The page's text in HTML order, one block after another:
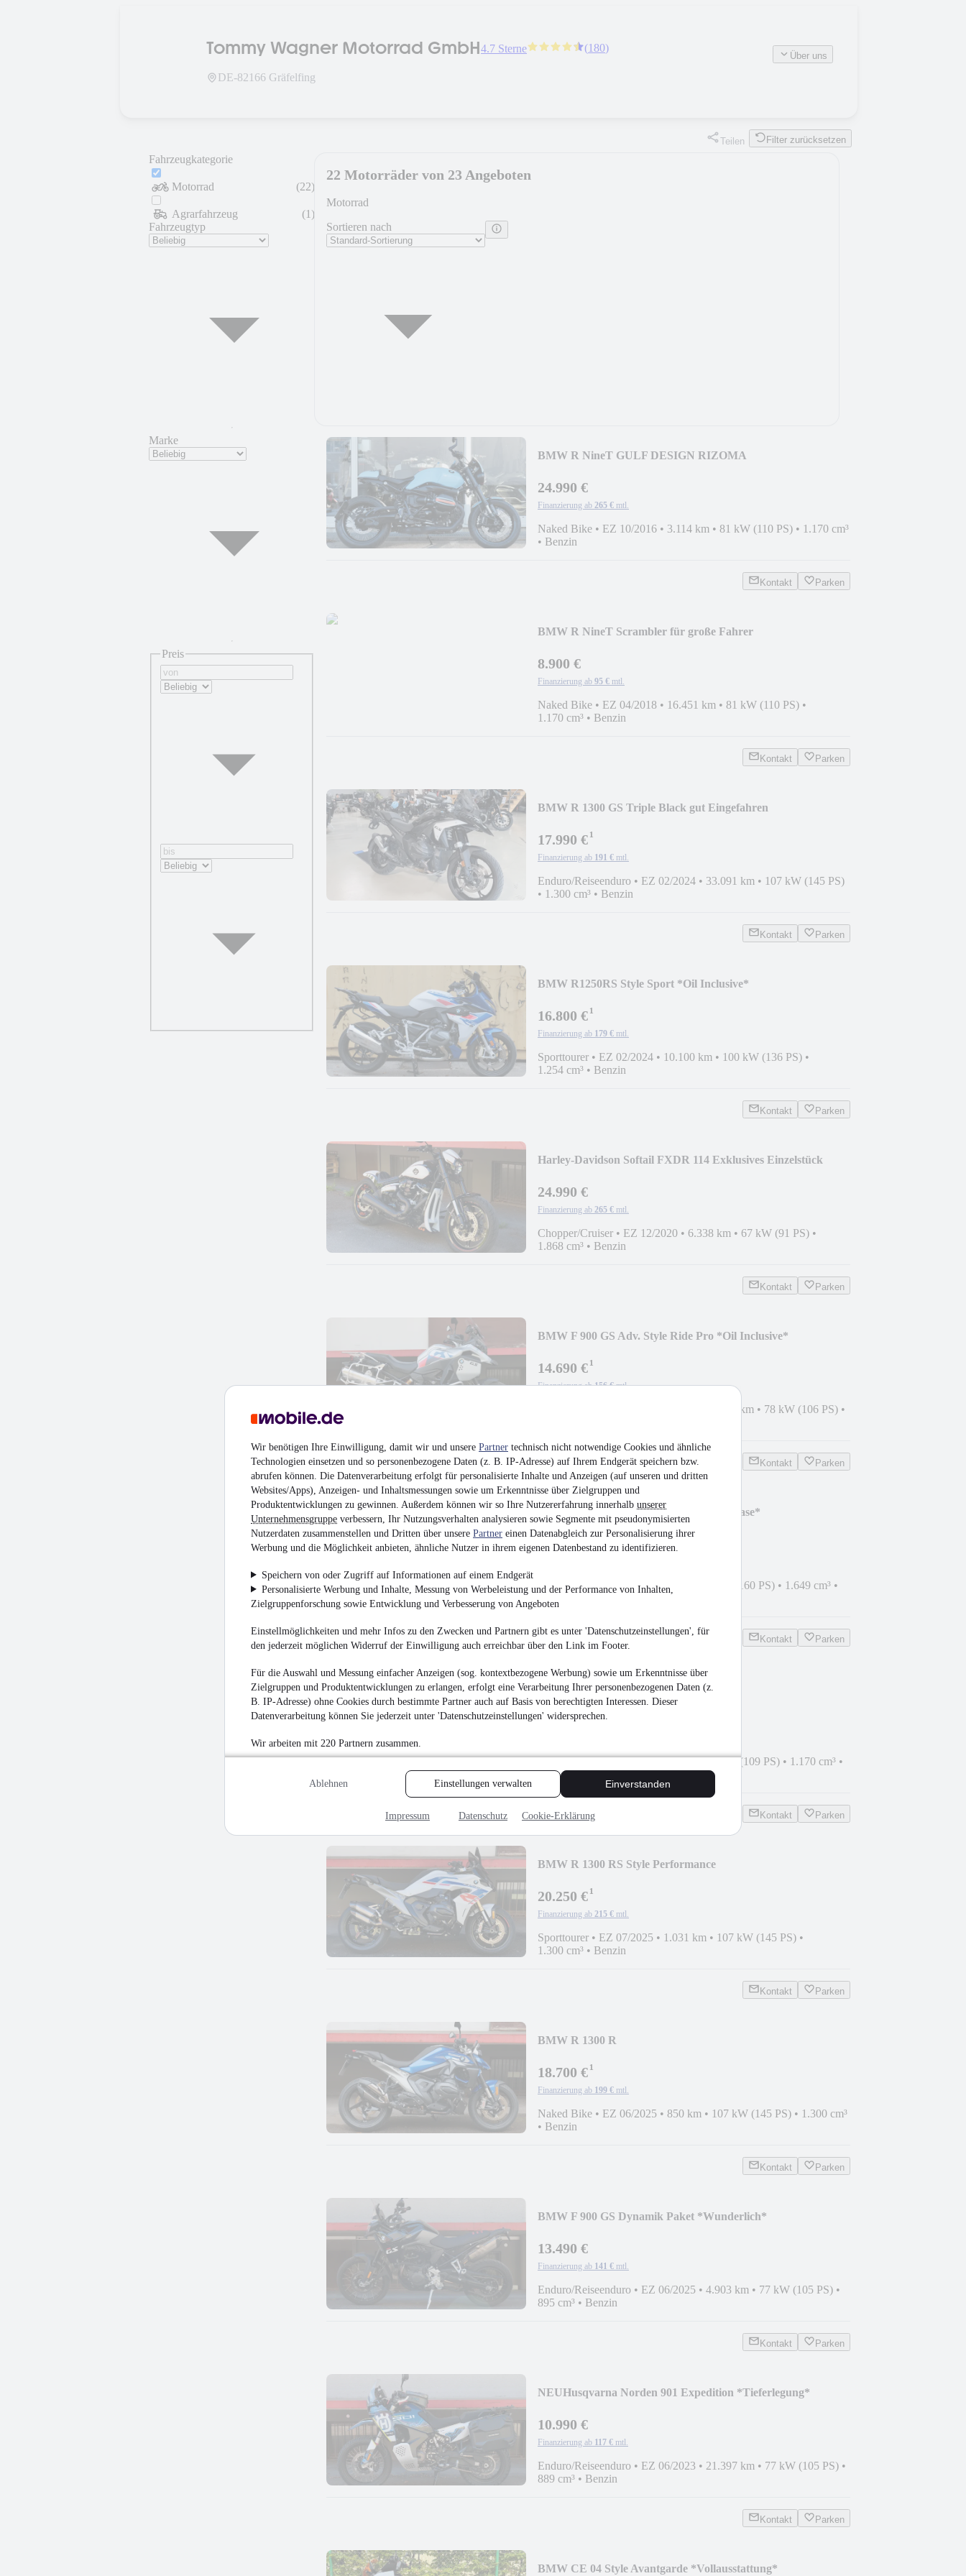
Wir benötigen Ihre Einwilligung, damit wir und unsere Partner technisch nicht notwendige Cookies und ähnliche
Technologien einsetzen und so personenbezogene Daten (z. B. IP-Adresse) auf Ihrem Endgerät speichern bzw.
abrufen können. Die Datenverarbeitung erfolgt für personalisierte Inhalte und Anzeigen (auf unseren und dritten
Websites/Apps), Anzeigen- und Inhaltsmessungen sowie um Erkenntnisse über Zielgruppen und
Produktentwicklungen zu gewinnen. Außerdem können wir so Ihre Nutzererfahrung innerhalb unserer
Unternehmensgruppe verbessern, Ihr Nutzungsverhalten analysieren sowie Segmente mit pseudonymisierten
Nutzerdaten zusammenstellen und Dritten über unsere Partner einen Datenabgleich zur Personalisierung ihrer
Werbung und die Möglichkeit anbieten, ähnliche Nutzer in ihrem eigenen Datenbestand zu identifizieren.
Speichern von oder Zugriff auf Informationen auf einem Endgerät
Personalisierte Werbung und Inhalte, Messung von Werbeleistung und der Performance von Inhalten,
Zielgruppenforschung sowie Entwicklung und Verbesserung von Angeboten
Einstellmöglichkeiten und mehr Infos zu den Zwecken und Partnern gibt es unter 'Datenschutzeinstellungen', für
den jederzeit möglichen Widerruf der Einwilligung auch erreichbar über den Link im Footer.
Für die Auswahl und Messung einfacher Anzeigen (sog. kontextbezogene Werbung) sowie um Erkenntnisse über
Zielgruppen und Produktentwicklungen zu erlangen, erfolgt eine Verarbeitung Ihrer personenbezogenen Daten (z.
B. IP-Adresse) ohne Cookies durch bestimmte Partner auch auf Basis von berechtigten Interessen. Dieser
Datenverarbeitung können Sie jederzeit unter 'Datenschutzeinstellungen' widersprechen.
Wir arbeiten mit 220 Partnern zusammen.
Ablehnen Einstellungen verwalten Einverstanden
Impressum Datenschutz Cookie-Erklärung
Tommy Wagner Motorrad GmbH4.7 Sterne (180)
DE-82166 Gräfelfing
Über uns
Teilen Filter zurücksetzen
Fahrzeugkategorie
Motorrad (22)
Agrarfahrzeug (1)
Fahrzeugtyp
Marke
Preis
22 Motorräder von 23 Angeboten
Motorrad
Sortieren nach
BMW R NineT GULF DESIGN RIZOMA
24.990 €
Finanzierung ab 265 € mtl.
Naked Bike • EZ 10/2016 • 3.114 km • 81 kW (110 PS) • 1.170 cm³
• Benzin
Kontakt Parken
BMW R NineT Scrambler für große Fahrer
8.900 €
Finanzierung ab 95 € mtl.
Naked Bike • EZ 04/2018 • 16.451 km • 81 kW (110 PS) •
1.170 cm³ • Benzin
Kontakt Parken
BMW R 1300 GS Triple Black gut Eingefahren
17.990 €¹
Finanzierung ab 191 € mtl.
Enduro/Reiseenduro • EZ 02/2024 • 33.091 km • 107 kW (145 PS)
• 1.300 cm³ • Benzin
Kontakt Parken
BMW R1250RS Style Sport *Oil Inclusive*
16.800 €¹
Finanzierung ab 179 € mtl.
Sporttourer • EZ 02/2024 • 10.100 km • 100 kW (136 PS) •
1.254 cm³ • Benzin
Kontakt Parken
Harley-Davidson Softail FXDR 114 Exklusives Einzelstück
24.990 €
Finanzierung ab 265 € mtl.
Chopper/Cruiser • EZ 12/2020 • 6.338 km • 67 kW (91 PS) •
1.868 cm³ • Benzin
Kontakt Parken
BMW F 900 GS Adv. Style Ride Pro *Oil Inclusive*
14.690 €¹
Finanzierung ab 156 € mtl.
11.487 km • 78 kW (106 PS) •
Kontakt Parken
NEUBMW K 1600 GT Option 719 *Topcase*
23.990 €¹
Tourer•EZ 01/2024•1.737 km 118 kW (160 PS) • 1.649 cm³ •
Benzin
Kontakt Parken
BMW R 12 nineT Tracker
16.900 €¹
Roadster•EZ 02/2025•2.455 km•80 kW (109 PS) • 1.170 cm³ •
Benzin
Kontakt Parken
BMW R 1300 RS Style Performance
20.250 €¹
Finanzierung ab 215 € mtl.
Sporttourer • EZ 07/2025 • 1.031 km • 107 kW (145 PS) •
1.300 cm³ • Benzin
Kontakt Parken
BMW R 1300 R
18.700 €¹
Finanzierung ab 199 € mtl.
Naked Bike • EZ 06/2025 • 850 km • 107 kW (145 PS) • 1.300 cm³
• Benzin
Kontakt Parken
BMW F 900 GS Dynamik Paket *Wunderlich*
13.490 €
Finanzierung ab 141 € mtl.
Enduro/Reiseenduro • EZ 06/2025 • 4.903 km • 77 kW (105 PS) •
895 cm³ • Benzin
Kontakt Parken
NEUHusqvarna Norden 901 Expedition *Tieferlegung*
10.990 €
Finanzierung ab 117 € mtl.
Enduro/Reiseenduro • EZ 06/2023 • 21.397 km • 77 kW (105 PS) •
889 cm³ • Benzin
Kontakt Parken
BMW CE 04 Style Avantgarde *Vollausstattung*